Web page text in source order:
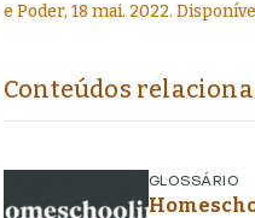
e Poder, 18 mai. 2022.
Conteúdos
GLOSSÁRIO